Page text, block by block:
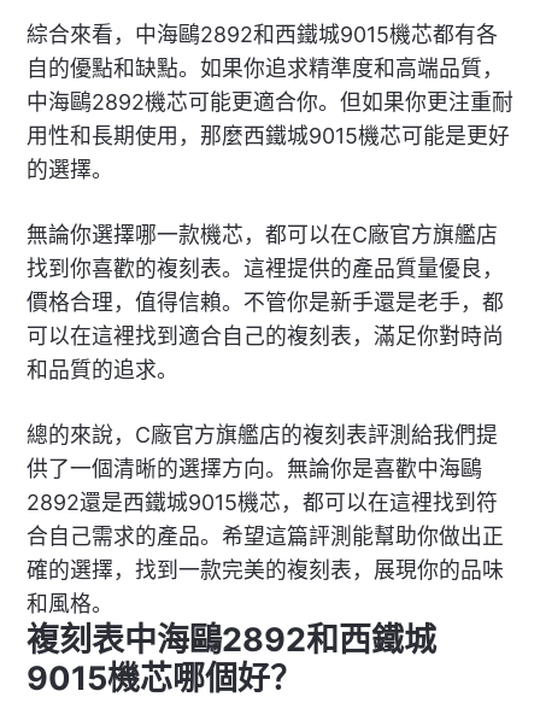
綜合來看，中海鷗2892和西鐵城9015機芯都有各
自的優點和缺點。如果你追求精準度和高端品質，
中海鷗2892機芯可能更適合你。但如果你更注重耐
用性和長期使用，那麼西鐵城9015機芯可能是更好
的選擇。
無論你選擇哪一款機芯，都可以在C廠官方旗艦店
找到你喜歡的複刻表。這裡提供的產品質量優良，
價格合理，值得信賴。不管你是新手還是老手，都
可以在這裡找到適合自己的複刻表，滿足你對時尚
和品質的追求。
總的來說，C廠官方旗艦店的複刻表評測給我們提
供了一個清晰的選擇方向。無論你是喜歡中海鷗
2892還是西鐵城9015機芯，都可以在這裡找到符
合自己需求的產品。希望這篇評測能幫助你做出正
確的選擇，找到一款完美的複刻表，展現你的品味
和風格。
複刻表中海鷗2892和西鐵城
9015機芯哪個好？